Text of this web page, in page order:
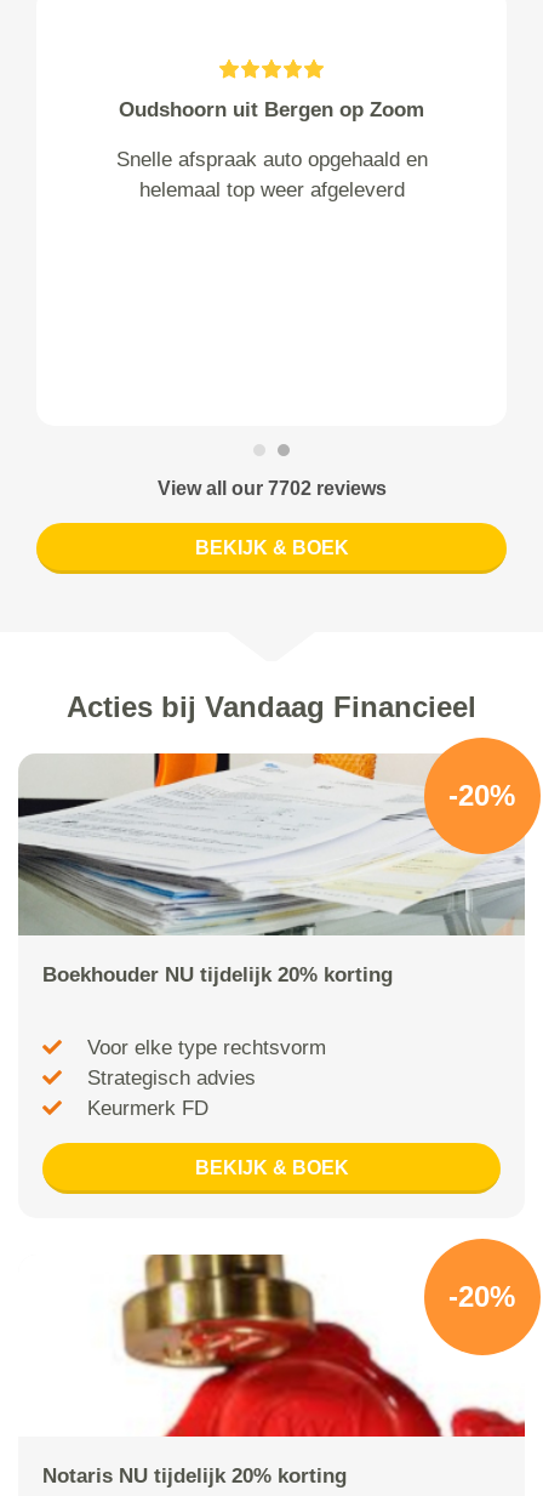
Oudshoorn uit Bergen op Zoom
Snelle afspraak auto opgehaald en
helemaal top weer afgeleverd
View all our 7702 reviews
BEKIJK & BOEK
Acties bij Vandaag Financieel
-20%
Boekhouder NU tijdelijk 20% korting
Voor elke type rechtsvorm
Strategisch advies
Keurmerk FD
BEKIJK & BOEK
-20%
Notaris NU tijdelijk 20% korting